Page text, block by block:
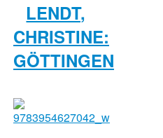
LENDT,
CHRISTINE:
GÖTTINGEN